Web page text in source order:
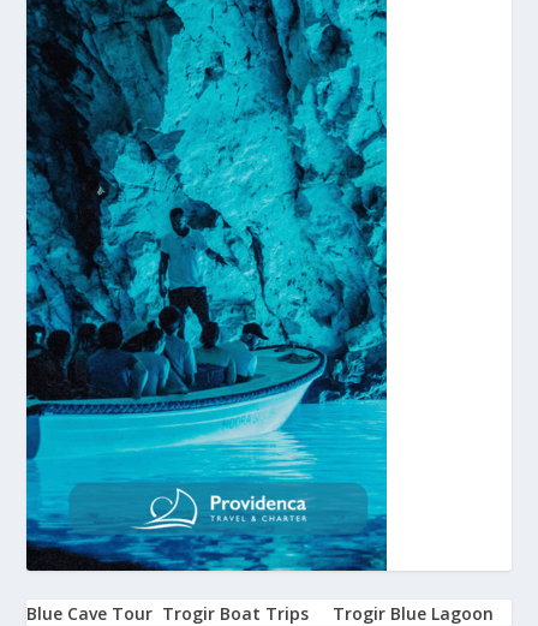
Blue Cave Tour Trogir Boat Trips Trogir Blue Lagoon